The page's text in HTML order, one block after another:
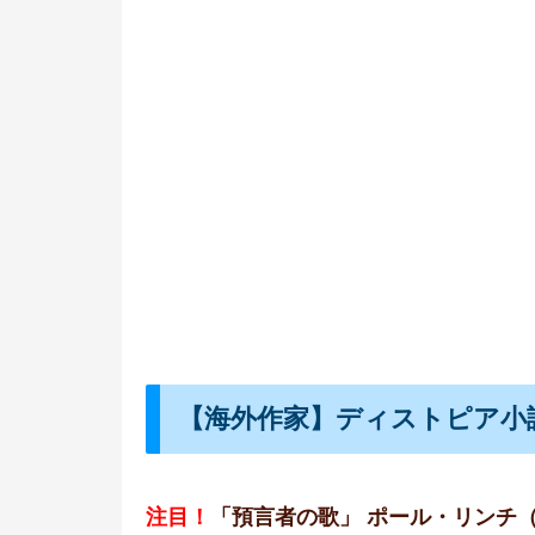
【海外作家】ディストピア小
注目！ 「預言者の歌」 ポール・リンチ（